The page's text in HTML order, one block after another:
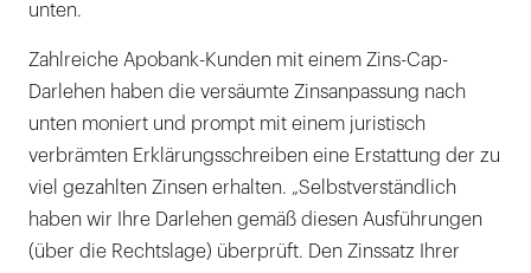
unten.
Zahlreiche Apobank-Kunden mit einem Zins-Cap-
Darlehen haben die versäumte Zinsanpassung nach
unten moniert und prompt mit einem juristisch
verbrämten Erklärungsschreiben eine Erstattung der zu
viel gezahlten Zinsen erhalten. „Selbstverständlich
haben wir Ihre Darlehen gemäß diesen Ausführungen
(über die Rechtslage) überprüft. Den Zinssatz Ihrer